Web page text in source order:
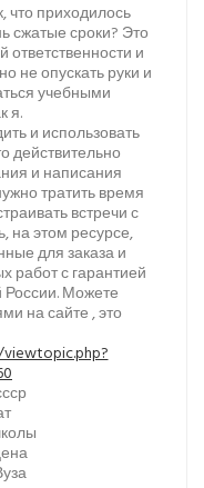
что приходилось
сжатые сроки? Это
ответственности и
не опускать руки и
учебными
я.
и использовать
действительно
и написания
тратить время
встречи с
на этом ресурсе,
для заказа и
работ с гарантией
России. Можете
на сайте , это